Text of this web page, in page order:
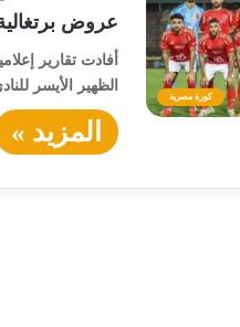
كورة مصرية
عروض
أفادت تقارير
الظهير الأيسر
المزيد »